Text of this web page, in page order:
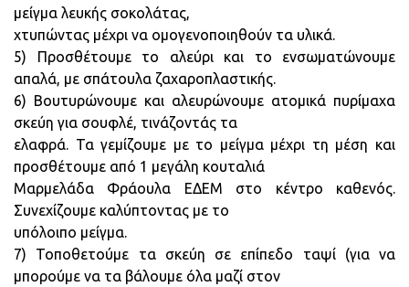
μείγμα λευκής σοκολάτας,
χτυπώντας μέχρι να ομογενοποιηθούν τα υλικά.
5) Προσθέτουμε το αλεύρι και το ενσωματώνουμε
απαλά, με σπάτουλα ζαχαροπλαστικής.
6) Βουτυρώνουμε και αλευρώνουμε ατομικά πυρίμαχα
σκεύη για σουφλέ, τινάζοντάς τα
ελαφρά. Τα γεμίζουμε με το μείγμα μέχρι τη μέση και
προσθέτουμε από 1 μεγάλη κουταλιά
Μαρμελάδα Φράουλα ΕΔΕΜ στο κέντρο καθενός.
Συνεχίζουμε καλύπτοντας με το
υπόλοιπο μείγμα.
7) Τοποθετούμε τα σκεύη σε επίπεδο ταψί (για να
μπορούμε να τα βάλουμε όλα μαζί στον